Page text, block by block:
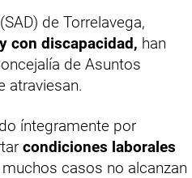
de Torrelavega,
con discapacidad, han
de Asuntos
atraviesan.
íntegramente por
condiciones laborales
casos no alcanzan